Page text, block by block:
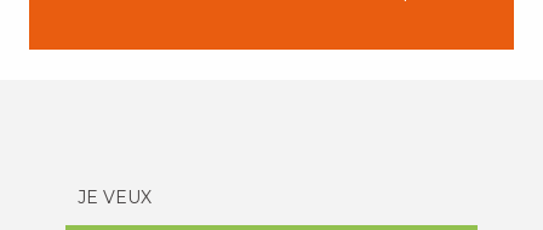
JE VEUX